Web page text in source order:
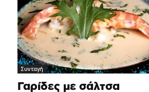
Συνταγή
Γαρίδες με σάλτσα